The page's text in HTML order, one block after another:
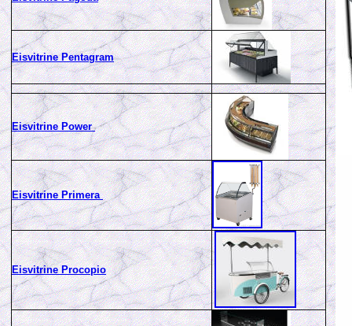
Eisvitrine Pentagram
Eisvitrine Power
Eisvitrine Primera
Eisvitrine Procopio